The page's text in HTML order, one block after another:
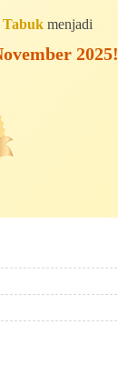
Tabuk menjadi
2025!